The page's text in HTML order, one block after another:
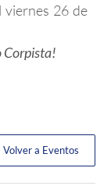
viernes 26 de
Corpista!
Volver a Eventos